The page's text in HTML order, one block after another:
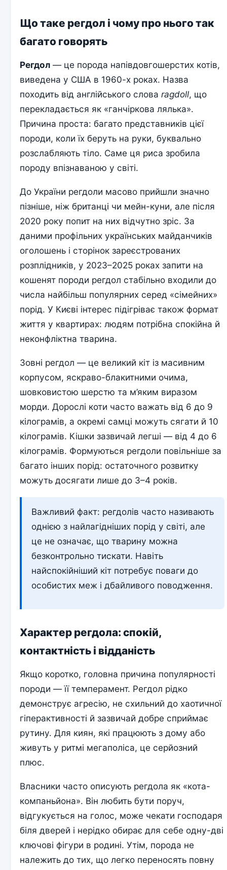
Що таке регдол і чому про нього так
багато говорять
Регдол — це порода напівдовгошерстих котів,
виведена у США в 1960-х роках. Назва
походить від англійського словаragdoll, що
перекладається як «ганчіркова лялька».
Причина проста: багато представників цієї
породи, коли їх беруть на руки, буквально
розслабляють тіло. Саме ця риса зробила
породу впізнаваною у світі.
До України регдоли масово прийшли значно
пізніше, ніж британці чи мейн-куни, але після
2020 року попит на них відчутно зріс. За
даними профільних українських майданчиків
оголошень і сторінок зареєстрованих
розплідників, у 2023–2025 роках запити на
кошенят породи регдол стабільно входили до
числа найбільш популярних серед «сімейних»
порід. У Києві інтерес підігріває також формат
життя у квартирах: людям потрібна спокійна й
неконфліктна тварина.
Зовні регдол — це великий кіт із масивним
корпусом, яскраво-блакитними очима,
шовковистою шерстю та м’яким виразом
морди. Дорослі коти часто важать від 6 до 9
кілограмів, а окремі самці можуть сягати й 10
кілограмів. Кішки зазвичай легші — від 4 до 6
кілограмів. Формуються регдоли повільніше за
багато інших порід: остаточного розвитку
можуть досягати лише до 3–4 років.
Важливий факт: регдолів часто називають
однією з найлагідніших порід у світі, але
це не означає, що тварину можна
безконтрольно тискати. Навіть
найспокійніший кіт потребує поваги до
особистих меж і дбайливого поводження.
Характер регдола: спокій,
контактність і відданість
Якщо коротко, головна причина популярності
породи — її темперамент. Регдол рідко
демонструє агресію, не схильний до хаотичної
гіперактивності й зазвичай добре сприймає
рутину. Для киян, які працюють з дому або
живуть у ритмі мегаполіса, це серйозний
плюс.
Власники часто описують регдола як «кота-
компаньйона». Він любить бути поруч,
відгукується на голос, може чекати господаря
біля дверей і нерідко обирає для себе одну-дві
ключові фігури в родині. Утім, порода не
належить до тих, що легко переносять повну